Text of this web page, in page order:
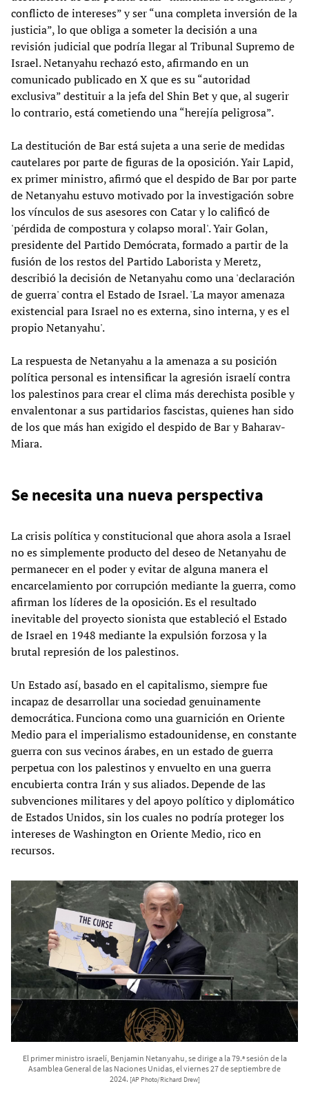
conflicto de intereses” y ser “una completa inversión de la
justicia”, lo que obliga a someter la decisión a una
revisión judicial que podría llegar al Tribunal Supremo de
Israel. Netanyahu rechazó esto, afirmando en un
comunicado publicado en X que es su “autoridad
exclusiva” destituir a la jefa del Shin Bet y que, al sugerir
lo contrario, está cometiendo una “herejía peligrosa”.
La destitución de Bar está sujeta a una serie de medidas
cautelares por parte de figuras de la oposición. Yair Lapid,
ex primer ministro, afirmó que el despido de Bar por parte
de Netanyahu estuvo motivado por la investigación sobre
los vínculos de sus asesores con Catar y lo calificó de
'pérdida de compostura y colapso moral'. Yair Golan,
presidente del Partido Demócrata, formado a partir de la
fusión de los restos del Partido Laborista y Meretz,
describió la decisión de Netanyahu como una 'declaración
de guerra' contra el Estado de Israel. 'La mayor amenaza
existencial para Israel no es externa, sino interna, y es el
propio Netanyahu'.
La respuesta de Netanyahu a la amenaza a su posición
política personal es intensificar la agresión israelí contra
los palestinos para crear el clima más derechista posible y
envalentonar a sus partidarios fascistas, quienes han sido
de los que más han exigido el despido de Bar y Baharav-
Miara.
Se necesita una nueva perspectiva
La crisis política y constitucional que ahora asola a Israel
no es simplemente producto del deseo de Netanyahu de
permanecer en el poder y evitar de alguna manera el
encarcelamiento por corrupción mediante la guerra, como
afirman los líderes de la oposición. Es el resultado
inevitable del proyecto sionista que estableció el Estado
de Israel en 1948 mediante la expulsión forzosa y la
brutal represión de los palestinos.
Un Estado así, basado en el capitalismo, siempre fue
incapaz de desarrollar una sociedad genuinamente
democrática. Funciona como una guarnición en Oriente
Medio para el imperialismo estadounidense, en constante
guerra con sus vecinos árabes, en un estado de guerra
perpetua con los palestinos y envuelto en una guerra
encubierta contra Irán y sus aliados. Depende de las
subvenciones militares y del apoyo político y diplomático
de Estados Unidos, sin los cuales no podría proteger los
intereses de Washington en Oriente Medio, rico en
recursos.
El primer ministro israelí, Benjamin Netanyahu, se dirige a la 79.ª sesión de la
Asamblea General de las Naciones Unidas, el viernes 27 de septiembre de
2024. [AP Photo/Richard Drew]